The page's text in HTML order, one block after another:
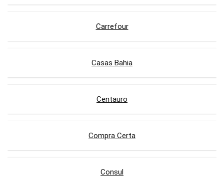
Carrefour
Casas Bahia
Centauro
Compra Certa
Consul